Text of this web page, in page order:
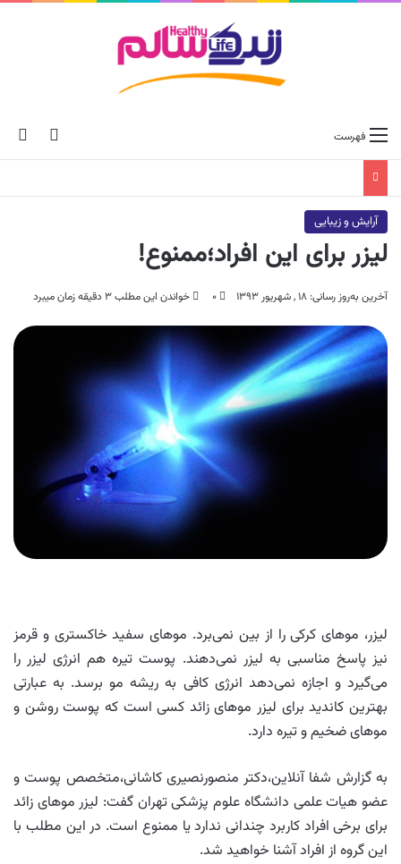
skin فهرست
آرایش و زیبایی
لیزر برای این افراد؛ممنوع!
آخرین به‌روز رسانی: ۱۸ , شهریور ۱۳۹۳ ۰ خواندن این مطلب ۳ دقیقه زمان میبرد
لیزر، موهای کرکی را از بین نمی‌برد. موهای سفید خاکستری و قرمز
نیز پاسخ مناسبی به لیزر نمی‌دهند. پوست تیره هم انرژی لیزر را
می‌گیرد و اجازه نمی‌دهد انرژی کافی به ریشه مو برسد. به عبارتی
بهترین کاندید برای لیزر موهای زائد کسی است که پوست روشن و
موهای ضخیم و تیره دارد.
به گزارش شفا آنلاین،دکتر منصورنصیری کاشانی،‌متخصص پوست و
عضو هیات علمی دانشگاه علوم پزشکی تهران گفت: لیزر موهای زائد
برای برخی افراد کاربرد چندانی ندارد یا ممنوع است. در این مطلب با
این گروه از افراد آشنا خواهید شد.